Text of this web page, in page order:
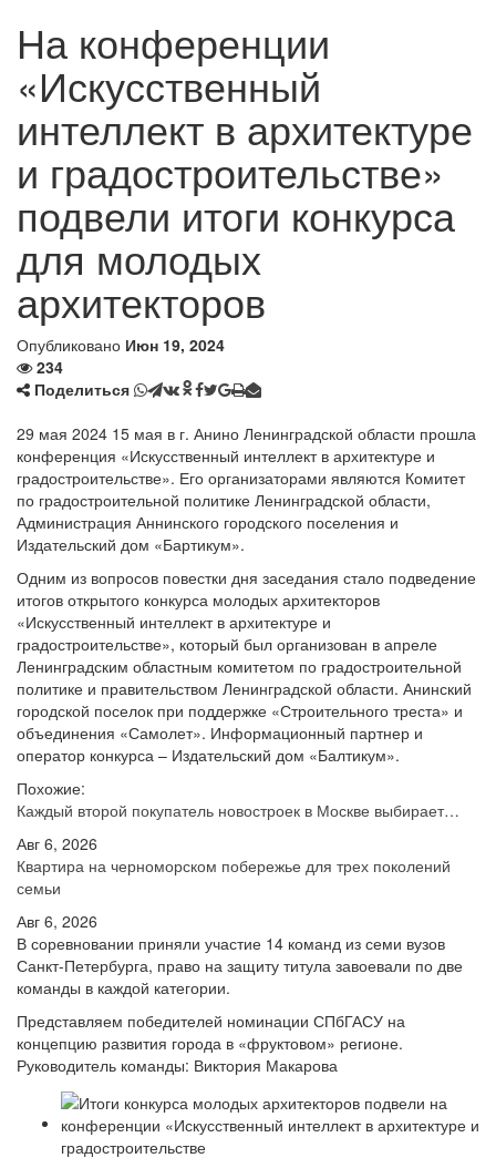
На конференции
«Искусственный
интеллект в архитектуре
и градостроительстве»
подвели итоги конкурса
для молодых
архитекторов
Опубликовано Июн 19, 2024
234
Поделиться
29 мая 2024 15 мая в г. Анино Ленинградской области прошла
конференция «Искусственный интеллект в архитектуре и
градостроительстве». Его организаторами являются Комитет
по градостроительной политике Ленинградской области,
Администрация Аннинского городского поселения и
Издательский дом «Бартикум».
Одним из вопросов повестки дня заседания стало подведение
итогов открытого конкурса молодых архитекторов
«Искусственный интеллект в архитектуре и
градостроительстве», который был организован в апреле
Ленинградским областным комитетом по градостроительной
политике и правительством Ленинградской области. Анинский
городской поселок при поддержке «Строительного треста» и
объединения «Самолет». Информационный партнер и
оператор конкурса – Издательский дом «Балтикум».
Похожие:
Каждый второй покупатель новостроек в Москве выбирает…
Авг 6, 2026
Квартира на черноморском побережье для трех поколений
семьи
Авг 6, 2026
В соревновании приняли участие 14 команд из семи вузов
Санкт-Петербурга, право на защиту титула завоевали по две
команды в каждой категории.
Представляем победителей номинации СПбГАСУ на
концепцию развития города в «фруктовом» регионе.
Руководитель команды: Виктория Макарова